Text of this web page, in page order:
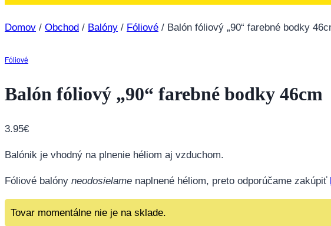
Domov / Obchod / Balóny / Fóliové / Balón fóliový „90“ farebné bodky
Fóliové
Balón fóliový „90“ farebné bodky 46cm
3.95€
Balónik je vhodný na plnenie héliom aj vzduchom.
Fóliové balóny neodosielame naplnené héliom, preto odporúčame zakúpiť
Tovar momentálne nie je na sklade.